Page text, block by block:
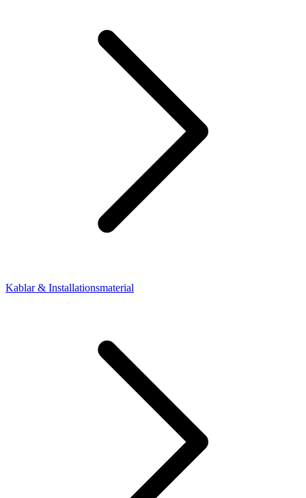
Kablar & Installationsmaterial